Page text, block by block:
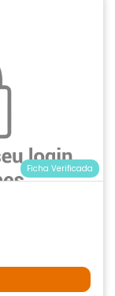
Ficha Verificada